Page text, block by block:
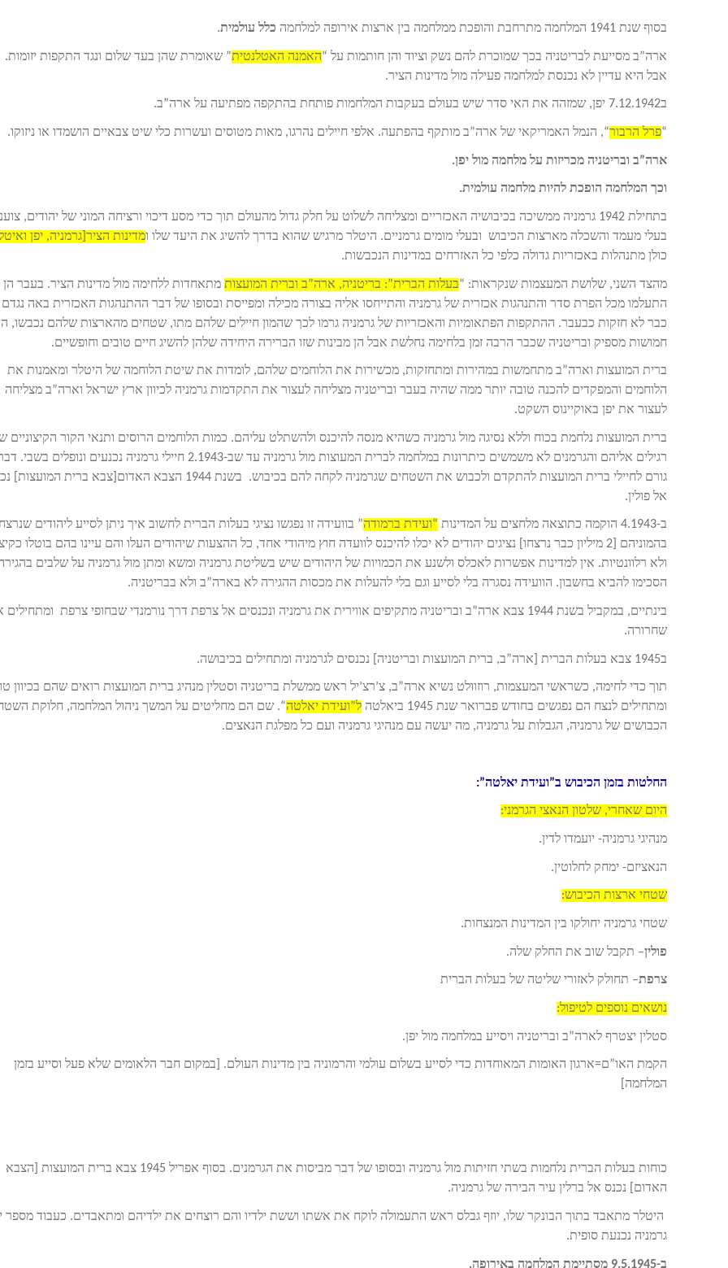
בסוף שנת 1941 המלחמה מתרחבת והופכת ממלחמה בין ארצות אירופה למלחמה כלל עולמית.
ארה”ב מסייעת לבריטניה בכך שמוכרת להם נשק וציוד והן חותמות על “האמנה האטלנטית” שאומרת שהן בעד שלום ונגד התקפות
אבל היא עדיין לא נכנסת למלחמה פעילה מול מדינות הציר.
ב7.12.1942 יפן, שמזהה את האי סדר שיש בעולם בעקבות המלחמות פותחת בהתקפה מפתיעה על ארה”ב.
“פרל הרבור“, הנמל האמריקאי של ארה”ב מותקף בהפתעה. אלפי חיילים נהרגו, מאות מטוסים ועשרות כלי שיט צבאיים הושמדו או ניזוקו.
ארה”ב ובריטניה מכריזות על מלחמה מול יפן.
וכך המלחמה הופכת להיות מלחמה עולמית.
בתחילת 1942 גרמניה ממשיכה בכיבושיה האכזריים ומצליחה לשלוט על חלק גדול מהעולם תוך כדי מסע דיכוי ורציחה המוני של יהודים,
בעלי מעמד והשכלה מארצות הכיבוש ובעלי מומים גרמניים. היטלר מרגיש שהוא בדרך להשיג את היעד שלו ומדינות הציר[גרמניה, יפן
כולן מתנהלות באכזריות גדולה כלפי כל האזרחים במדינות הנכבשות.
מהצד השני, שלושת המעצמות שנקראות: “בעלות הברית”: בריטניה, ארה”ב וברית המועצות מתאחדות ללחימה מול מדינות הציר. בעבר הן
התעלמו מכל הפרת סדר והתנהגות אכזרית של גרמניה והתייחסו אליה בצורה מכילה ומפייסת ובסופו של דבר ההתנהגות האכזרית באה נגדם
כבר לא חזקות כבעבר. ההתקפות הפתאומיות והאכזריות של גרמניה גרמו לכך שהמון חיילים שלהם מתו, שטחים מהארצות שלהם נכבשו,
חמושות מספיק ובריטניה שכבר הרבה זמן בלחימה נחלשת אבל הן מבינות שזו הברירה היחידה שלהן להשיג חיים טובים וחופשיים.
ברית המועצות וארה”ב מתחמשות במהירות ומתחזקות, מכשירות את הלוחמים שלהם, לומדות את שיטת הלוחמה של היטלר ומאמנות את
הלוחמים והמפקדים להכנה טובה יותר ממה שהיה בעבר ובריטניה מצליחה לעצור את התקדמות גרמניה לכיוון ארץ ישראל וארה”ב מצליחה
לעצור את יפן באוקיינוס השקט.
ברית המועצות נלחמת בכוח וללא נסיגה מול גרמניה כשהיא מנסה להיכנס ולהשתלט עליהם. כמות הלוחמים הרוסים ותנאי הקור הקיצוניים
רגילים אליהם והגרמנים לא משמשים כיתרונות במלחמה לברית המעוצות מול גרמניה עד שב-2.1943 חיילי גרמניה נכנעים ונופלים
גורם לחיילי ברית המועצות להתקדם ולכבוש את השטחים שגרמניה לקחה להם בכיבוש. בשנת 1944 הצבא האדום[צבא ברית
אל פולין.
ב-4.1943 הוקמה כתוצאה מלחצים על המדינות “ועידת ברמודה” בוועידה זו נפגשו נציגי בעלות הברית לחשוב איך ניתן לסייע ליהודים
בהמוניהם [2 מיליון כבר נרצחו] נציגים יהודים לא יכלו להיכנס לוועדה חוץ מיהודי אחד, כל ההצעות שיהודים העלו והם עיינו בהם בוטלו
ולא רלוונטיות. אין למדינות אפשרות לאכלס ולשנע את הכמויות של היהודים שיש בשליטת גרמניה ומשא ומתן מול גרמניה על שלבים
הסכימו להביא בחשבון. הוועידה נסגרה בלי לסייע וגם בלי להעלות את מכסות ההגירה לא בארה”ב ולא בבריטניה.
בינתיים, במקביל בשנת 1944 צבא ארה”ב ובריטניה מתקיפים אווירית את גרמניה ונכנסים אל צרפת דרך נורמנדי שבחופי צרפת
שחרורה.
ב1945 צבא בעלות הברית [ארה”ב, ברית המועצות ובריטניה] נכנסים לגרמניה ומתחילים בכיבושה.
תוך כדי לחימה, כשראשי המעצמות, רוזוולט נשיא ארה”ב, צ’רצ’יל ראש ממשלת בריטניה וסטלין מנהיג ברית המועצות רואים שהם בכיוון
ומתחילים לנצח הם נפגשים בחודש פברואר שנת 1945 ביאלטה
ל”ועידת יאלטה“. שם הם מחליטים על המשך ניהול המלחמה, חלוקת
הכבושים של גרמניה, הגבלות על גרמניה, מה יעשה עם מנהיגי גרמניה ועם כל מפלגת הנאצים.
החלטות בזמן הכיבוש ב”ועידת יאלטה”:
היום שאחרי, שלטון הנאצי הגרמני:
מנהיגי גרמניה- יועמדו לדין.
הנאציזם- ימחק לחלוטין.
שטחי ארצות הכיבוש:
שטחי גרמניה יחולקו בין המדינות המנצחות.
פולין– תקבל שוב את החלק שלה.
צרפת– תחולק לאזורי שליטה של בעלות הברית
נושאים נוספים לטיפול:
סטלין יצטרף לארה”ב ובריטניה ויסייע במלחמה מול יפן.
הקמת האו”ם=ארגון האומות המאוחדות כדי לסייע בשלום עולמי והרמוניה בין מדינות העולם. [במקום חבר הלאומים שלא פעל וסייע בזמן
המלחמה]
כוחות בעלות הברית נלחמות בשתי חזיתות מול גרמניה ובסופו של דבר מביסות את הגרמנים. בסוף אפריל 1945 צבא ברית המועצות [הצבא
האדום] נכנס אל ברלין עיר הבירה של גרמניה.
היטלר מתאבד בתוך הבונקר שלו, יוזף גבלס ראש התעמולה לוקח את אשתו וששת ילדיו והם רוצחים את ילדיהם ומתאבדים. כעבוד מספר
גרמניה נכנעת סופית.
ב-9.5.1945 מסתיימת המלחמה באירופה.